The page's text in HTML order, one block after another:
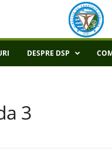
DESPRE DSP
3